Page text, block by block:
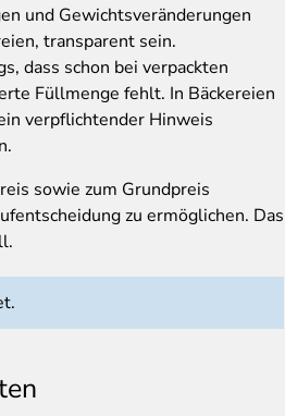
und Gewichtsveränderungen
transparent sein.
dass schon bei verpackten
Füllmenge fehlt. In Bäckereien
verpflichtender Hinweis
sowie zum Grundpreis
zu ermöglichen. Das